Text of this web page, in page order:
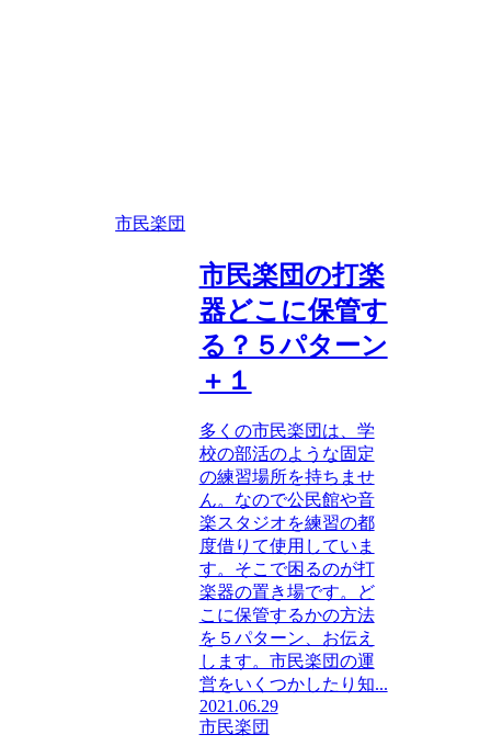
市民楽団
市民楽団の打楽
器どこに保管す
る？５パターン
＋１
多くの市民楽団は、学
校の部活のような固定
の練習場所を持ちませ
ん。なので公民館や音
楽スタジオを練習の都
度借りて使用していま
す。そこで困るのが打
楽器の置き場です。ど
こに保管するかの方法
を５パターン、お伝え
します。市民楽団の運
営をいくつかしたり知...
2021.06.29
市民楽団